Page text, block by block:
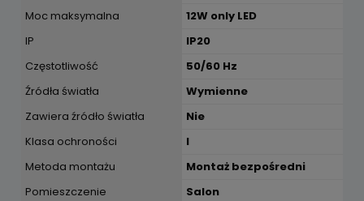
Moc maksymalna
12W only LED
IP
IP20
Częstotliwość
50/60 Hz
Źródła światła
Wymienne
Zawiera źródło światła
Nie
Klasa ochroności
I
Metoda montażu
Montaż bezpośredni
Pomieszczenie
Salon